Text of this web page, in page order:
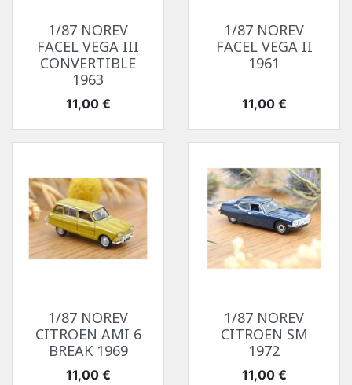
1/87 NOREV
FACEL VEGA III
CONVERTIBLE
1963
Prix
11,00 €
1/87 NOREV
FACEL VEGA II
1961
Prix
11,00 €
1/87 NOREV
CITROEN AMI 6
BREAK 1969
Prix
11,00 €
1/87 NOREV
CITROEN SM
1972
Prix
11,00 €